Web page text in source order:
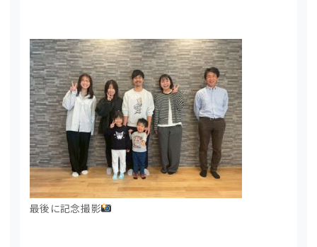
最後に記念撮影